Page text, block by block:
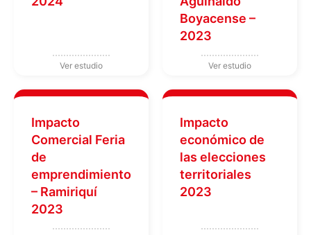
Boyacense –
2023
Impacto
Comercial Feria
de
emprendimiento
– Ramiriquí
2023
Impacto
económico de
las elecciones
territoriales
2023